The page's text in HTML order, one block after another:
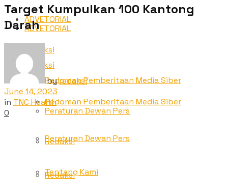
ADVETORIAL
Redaksi
Pedoman Pemberitaan Media Siber
Peraturan Dewan Pers
Redaksi
ADVETORIAL
Redaksi
Pedoman Pemberitaan Media Siber
Peraturan Dewan Pers
Redaksi
Tentang Kami
Target Kumpulkan 100 Kantong
Darah
by redaksi
June 14, 2023
in TNC Health
0